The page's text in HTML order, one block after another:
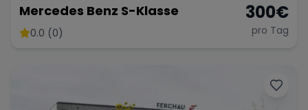
Mercedes Benz S-Klasse
0.0 (0)
300€
pro Tag